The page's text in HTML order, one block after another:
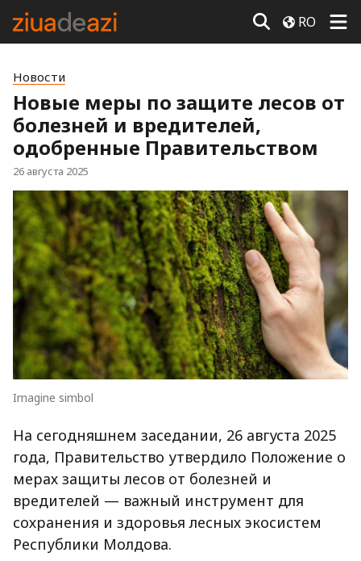
RO
Новости
Новые меры по защите лесов от
болезней и вредителей,
одобренные Правительством
26 августа 2025
Imagine simbol
На сегодняшнем заседании, 26 августа 2025
года, Правительство утвердило Положение о
мерах защиты лесов от болезней и
вредителей — важный инструмент для
сохранения и здоровья лесных экосистем
Республики Молдова.